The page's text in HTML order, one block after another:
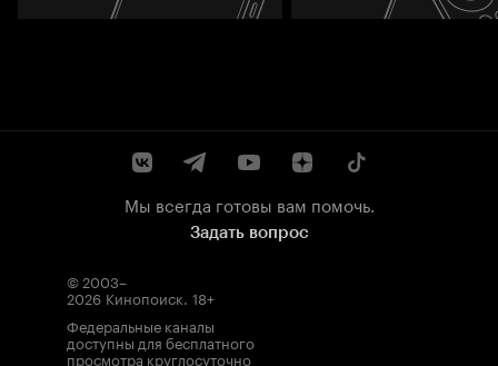
Мы всегда готовы вам помочь.
Задать вопрос
© 2003–
2026 Кинопоиск. 18+
Федеральные каналы
доступны для бесплатного
просмотра круглосуточно